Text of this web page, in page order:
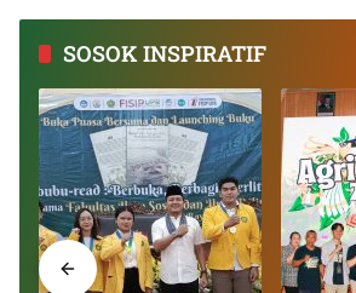
SOSOK INSPIRATIF